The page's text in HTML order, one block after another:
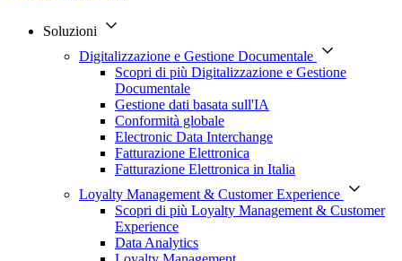
Soluzioni
Digitalizzazione e Gestione Documentale
Scopri di più Digitalizzazione e Gestione
Documentale
Gestione dati basata sull'IA
Conformità globale
Electronic Data Interchange
Fatturazione Elettronica
Fatturazione Elettronica in Italia
Loyalty Management & Customer Experience
Scopri di più Loyalty Management & Customer
Experience
Data Analytics